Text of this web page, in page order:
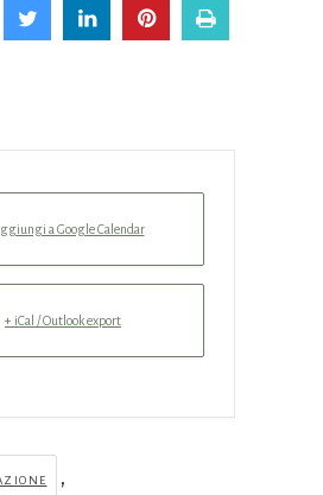
a Google Calendar
+ iCal / Outlook export
,